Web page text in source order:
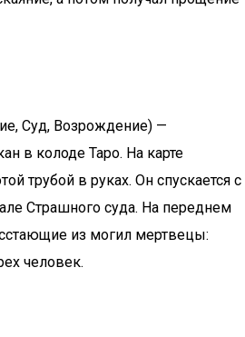
Суд, Возрождение) —
в колоде Таро. На карте
трубой в руках. Он спускается с
Страшного суда. На переднем
из могил мертвецы:
человек.